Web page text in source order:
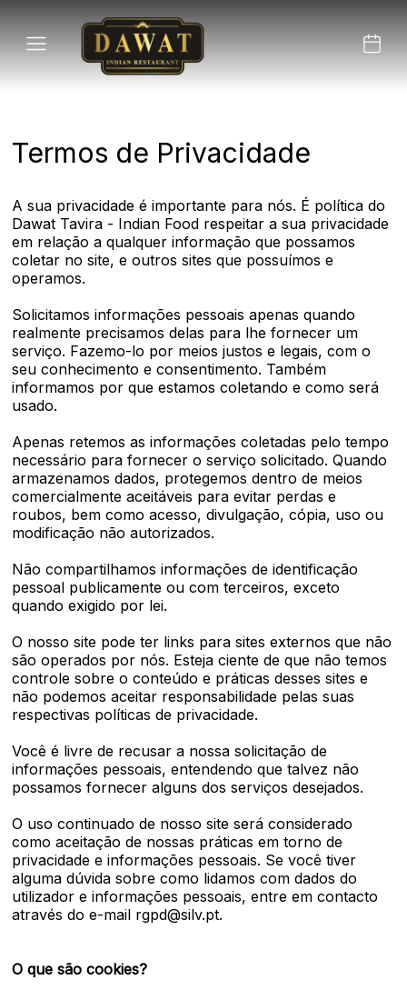
Termos de Privacidade
A sua privacidade é importante para nós. É política do
Dawat Tavira - Indian Food respeitar a sua privacidade
em relação a qualquer informação que possamos
coletar no site, e outros sites que possuímos e
operamos.
Solicitamos informações pessoais apenas quando
realmente precisamos delas para lhe fornecer um
serviço. Fazemo-lo por meios justos e legais, com o
seu conhecimento e consentimento. Também
informamos por que estamos coletando e como será
usado.
Apenas retemos as informações coletadas pelo tempo
necessário para fornecer o serviço solicitado. Quando
armazenamos dados, protegemos dentro de meios
comercialmente aceitáveis ​​para evitar perdas e
roubos, bem como acesso, divulgação, cópia, uso ou
modificação não autorizados.
Não compartilhamos informações de identificação
pessoal publicamente ou com terceiros, exceto
quando exigido por lei.
O nosso site pode ter links para sites externos que não
são operados por nós. Esteja ciente de que não temos
controle sobre o conteúdo e práticas desses sites e
não podemos aceitar responsabilidade pelas suas
respectivas políticas de privacidade.
Você é livre de recusar a nossa solicitação de
informações pessoais, entendendo que talvez não
possamos fornecer alguns dos serviços desejados.
O uso continuado de nosso site será considerado
como aceitação de nossas práticas em torno de
privacidade e informações pessoais. Se você tiver
alguma dúvida sobre como lidamos com dados do
utilizador e informações pessoais, entre em contacto
através do e-mail rgpd@silv.pt.
O que são cookies?